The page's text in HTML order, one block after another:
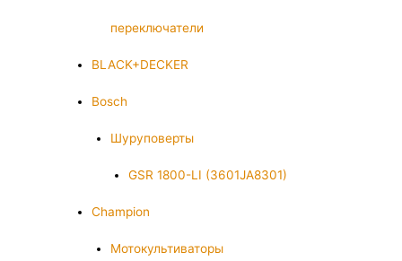
переключатели
BLACK+DECKER
Bosch
Шуруповерты
GSR 1800-LI (3601JA8301)
Champion
Мотокультиваторы